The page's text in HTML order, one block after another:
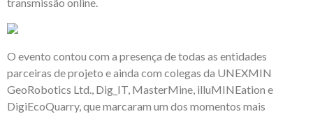
transmissão online.
O evento contou com a presença de todas as entidades
parceiras de projeto e ainda com colegas da UNEXMIN
GeoRobotics Ltd., Dig_IT, MasterMine, illuMINEation e
DigiEcoQuarry, que marcaram um dos momentos mais